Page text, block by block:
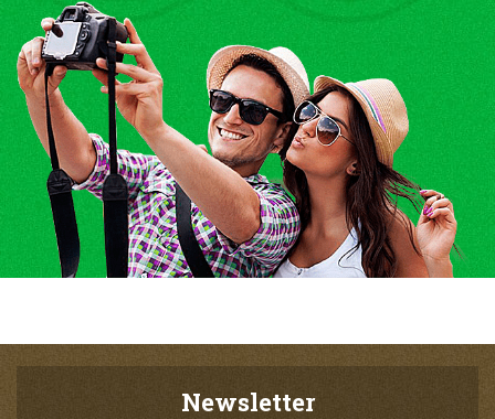
Newsletter